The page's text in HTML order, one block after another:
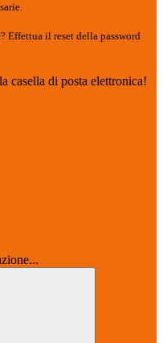
Effettua il reset della password
casella di posta elettronica!